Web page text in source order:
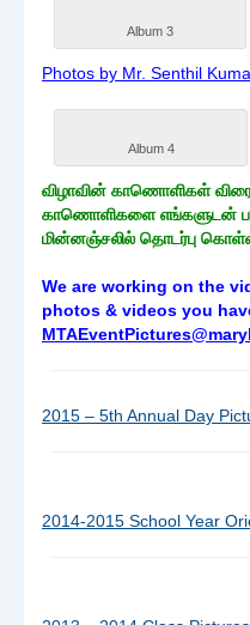
Album 3
Photos by Mr. Senthil
Album 4
விழாவின் காணொளிகள்
காணொளிகளை எங்களுடன்
மின்னஞ்சலில் தொடர்பு
We are working on the
photos & videos you
2015 – 5th Annual Day
2014-2015 School Year